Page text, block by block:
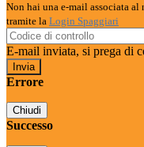
Non hai una e-mail associata
tramite la Login Spaggiari
E-mail inviata, si prega di
Errore
Chiudi
Successo